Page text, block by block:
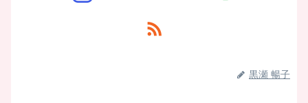
黒瀬 暢子